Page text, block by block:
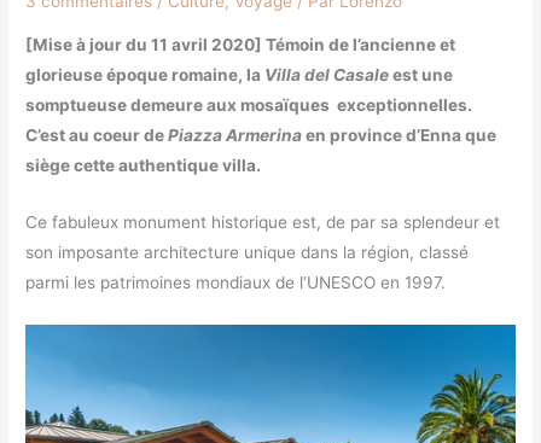
[Mise à jour du 11 avril 2020] Témoin de l’ancienne et
glorieuse époque romaine, la Villa del Casaleest une
somptueuse demeure aux mosaïques exceptionnelles.
C’est au coeur dePiazza Armerinaen province d’Enna que
siège cette authentique villa.
Ce fabuleux monument historique est, de par sa splendeur et
son imposante architecture unique dans la région, classé
parmi les patrimoines mondiaux de l’UNESCO en 1997.